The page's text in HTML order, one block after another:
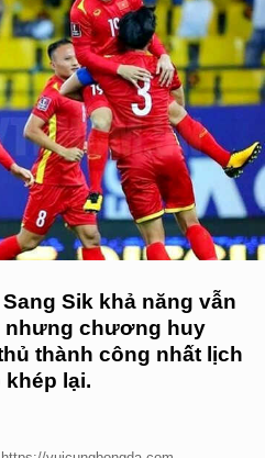
Sik khả năng vẫn
nhưng chương huy
thành công nhất lịch
khép lại.